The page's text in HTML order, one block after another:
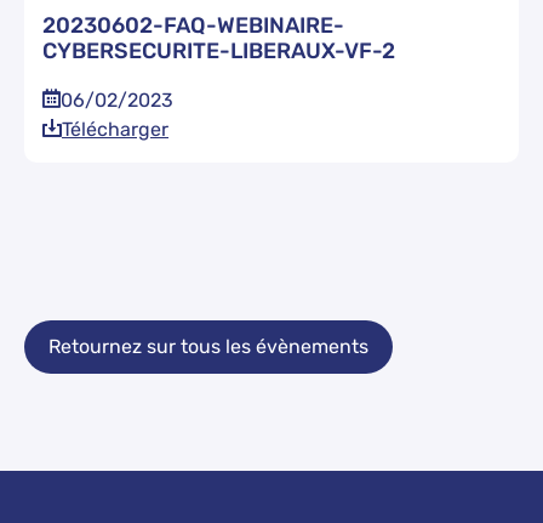
20230602-FAQ-WEBINAIRE-
CYBERSECURITE-LIBERAUX-VF-2
06/02/2023
Télécharger
Retournez sur tous les évènements